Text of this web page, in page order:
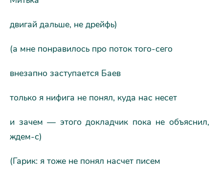
двигай дальше, не дрейфь)
(а мне понравилось про поток того-сего
внезапно заступается Баев
только я нифига не понял, куда нас несет
и зачем — этого докладчик пока не объяснил,
ждем-с)
(Гарик: я тоже не понял насчет писем